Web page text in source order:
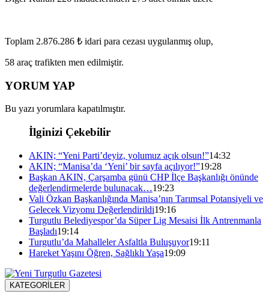
Toplam 2.876.286 ₺ idari para cezası uygulanmış olup,
58 araç trafikten men edilmiştir.
YORUM YAP
Bu yazı yorumlara kapatılmıştır.
İlginizi Çekebilir
AKIN; “Yeni Parti’deyiz, yolumuz açık olsun!”14:32
AKIN; “Manisa’da ‘Yeni’ bir sayfa açılıyor!”19:28
Başkan AKIN, Çarşamba günü CHP İlçe Başkanlığı önünde
değerlendirmelerde bulunacak…19:23
Vali Özkan Başkanlığında Manisa’nın Tarımsal Potansiyeli ve
Gelecek Vizyonu Değerlendirildi19:16
Turgutlu Belediyespor’da Süper Lig Mesaisi İlk Antrenmanla
Başladı19:14
Turgutlu’da Mahalleler Asfaltla Buluşuyor19:11
Hareket Yaşını Öğren, Sağlıklı Yaşa19:09
KATEGORİLER